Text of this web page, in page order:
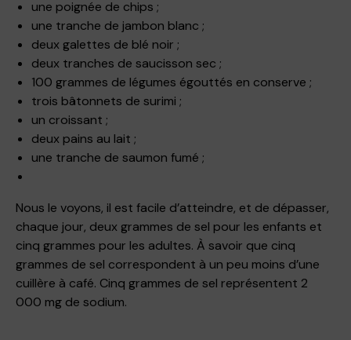
une poignée de chips ;
une tranche de jambon blanc ;
deux galettes de blé noir ;
deux tranches de saucisson sec ;
100 grammes de légumes égouttés en conserve ;
trois bâtonnets de surimi ;
un croissant ;
deux pains au lait ;
une tranche de saumon fumé ;
Nous le voyons, il est facile d’atteindre, et de dépasser,
chaque jour, deux grammes de sel pour les enfants et
cinq grammes pour les adultes. À savoir que cinq
grammes de sel correspondent à un peu moins d’une
cuillère à café. Cinq grammes de sel représentent 2
000 mg de sodium.